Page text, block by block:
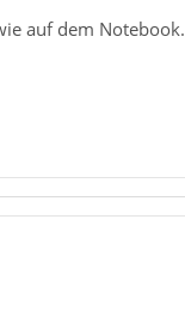
auf dem Notebook.